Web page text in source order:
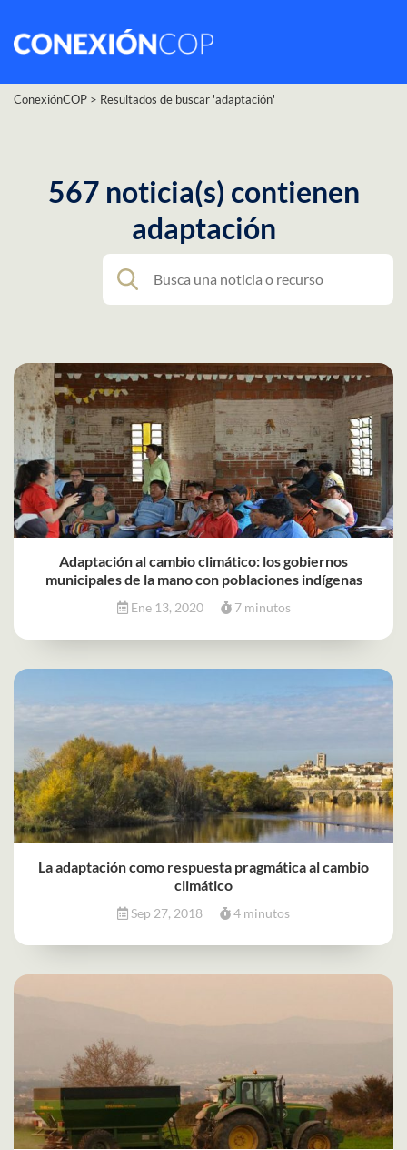
ConexiónCOP > Resultados de buscar 'adaptación'
567 noticia(s) contienen
adaptación
Adaptación al cambio climático: los gobiernos
municipales de la mano con poblaciones indígenas
Ene 13, 2020 7 minutos
La adaptación como respuesta pragmática al cambio
climático
Sep 27, 2018 4 minutos